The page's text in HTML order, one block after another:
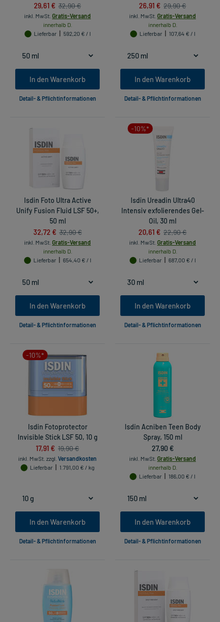
29,61 € 32,90 €
inkl. MwSt. Gratis-Versand
innerhalb D.
Lieferbar
592,20 € / l
In den Warenkorb
Detail- & Pflichtinformationen
26,91 € 29,90 €
inkl. MwSt. Gratis-Versand
innerhalb D.
Lieferbar
107,64 € / l
In den Warenkorb
Detail- & Pflichtinformationen
Isdin Foto Ultra Active
Unify Fusion Fluid LSF 50+,
50 ml
32,72 € 32,90 €
inkl. MwSt. Gratis-Versand
innerhalb D.
Lieferbar
654,40 € / l
In den Warenkorb
Detail- & Pflichtinformationen
-10%*
Isdin Ureadin Ultra40
Intensiv exfolierendes Gel-
Oil, 30 ml
20,61 € 22,90 €
inkl. MwSt. Gratis-Versand
innerhalb D.
Lieferbar
687,00 € / l
In den Warenkorb
Detail- & Pflichtinformationen
-10%*
Isdin Fotoprotector
Invisible Stick LSF 50, 10 g
17,91 € 19,90 €
inkl. MwSt. zzgl. Versandkosten
Lieferbar
1.791,00 € / kg
In den Warenkorb
Detail- & Pflichtinformationen
Isdin Acniben Teen Body
Spray, 150 ml
27,90 €
inkl. MwSt. Gratis-Versand
innerhalb D.
Lieferbar
186,00 € / l
In den Warenkorb
Detail- & Pflichtinformationen